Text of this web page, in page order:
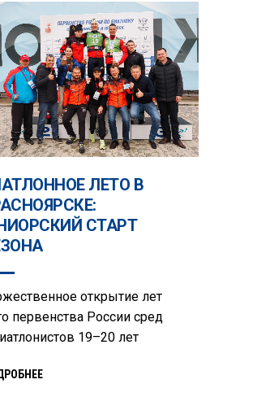
ЛЕТО В
СТАРТ
открытие лет
первенства России сред
19–20 лет